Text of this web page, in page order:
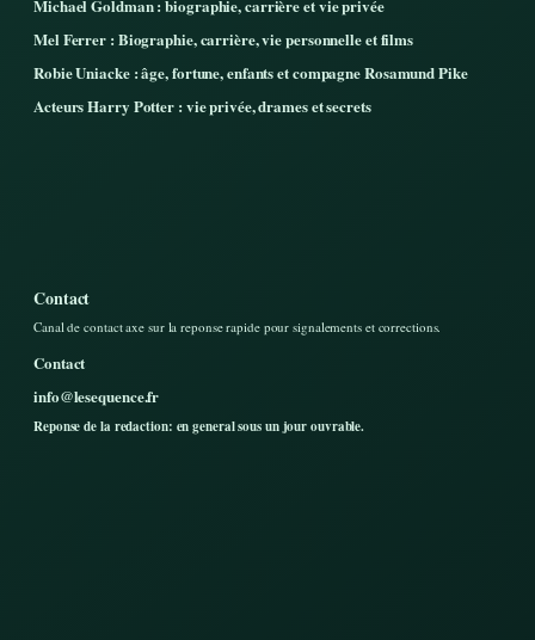
Michael Goldman : biographie, carrière et vie privée
Mel Ferrer : Biographie, carrière, vie personnelle et films
Robie Uniacke : âge, fortune, enfants et compagne Rosamund Pike
Acteurs Harry Potter : vie privée, drames et secrets
Contact
Canal de contact axe sur la reponse rapide pour signalements et corrections.
Contact
info@lesequence.fr
Reponse de la redaction: en general sous un jour ouvrable.